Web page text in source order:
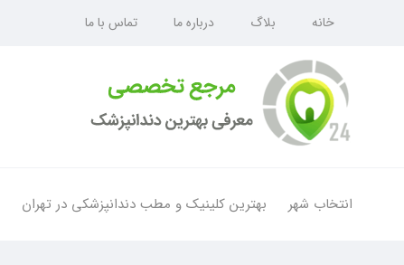
خانه بلاگ درباره ما تماس با ما
انتخاب شهر بهترین کلینیک و مطب دندانپزشکی در تهران